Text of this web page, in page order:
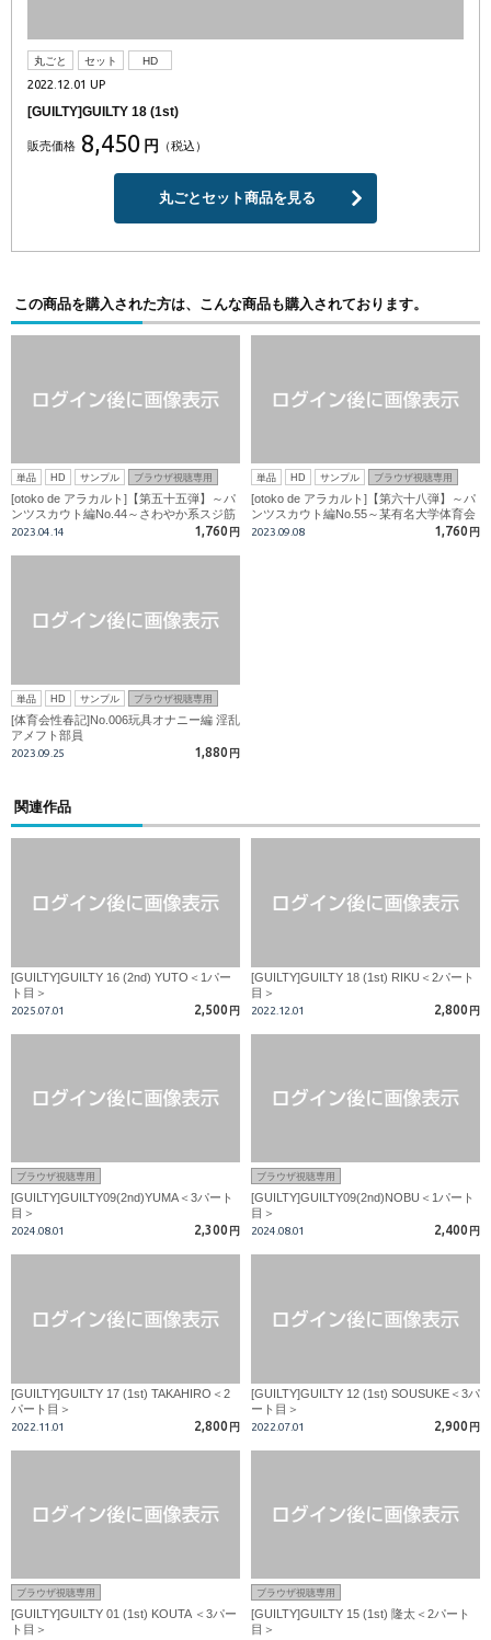
丸ごと セット HD
2022.12.01 UP
[GUILTY]GUILTY 18 (1st)
販売価格 8,450 円 （税込）
丸ごとセット商品を見る
この商品を購入された方は、こんな商品も購入されております。
単品 HD サンプル ブラウザ視聴専用
[otoko de アラカルト]【第五十五弾】～パ
ンツスカウト編No.44～さわやか系スジ筋
大学生?男相手に童貞興奮MAX?
2023.04.14 1,760 円
単品 HD サンプル ブラウザ視聴専用
[otoko de アラカルト]【第六十八弾】～パ
ンツスカウト編No.55～某有名大学体育会
部員!!少年美BODY!!頭越えの大噴射!!
2023.09.08 1,760 円
単品 HD サンプル ブラウザ視聴専用
[体育会性春記]No.006玩具オナニー編 淫乱
アメフト部員
2023.09.25 1,880 円
関連作品
[GUILTY]GUILTY 16 (2nd) YUTO＜1パー
ト目＞
2025.07.01 2,500 円
[GUILTY]GUILTY 18 (1st) RIKU＜2パート
目＞
2022.12.01 2,800 円
ブラウザ視聴専用
[GUILTY]GUILTY09(2nd)YUMA＜3パート
目＞
2024.08.01 2,300 円
ブラウザ視聴専用
[GUILTY]GUILTY09(2nd)NOBU＜1パート
目＞
2024.08.01 2,400 円
[GUILTY]GUILTY 17 (1st) TAKAHIRO＜2
パート目＞
2022.11.01 2,800 円
[GUILTY]GUILTY 12 (1st) SOUSUKE＜3パ
ート目＞
2022.07.01 2,900 円
ブラウザ視聴専用
[GUILTY]GUILTY 01 (1st) KOUTA ＜3パー
ト目＞
ブラウザ視聴専用
[GUILTY]GUILTY 15 (1st) 隆太＜2パート
目＞